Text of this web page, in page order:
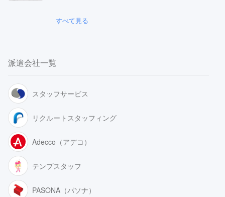
すべて見る
派遣会社一覧
スタッフサービス
リクルートスタッフィング
Adecco（アデコ）
テンプスタッフ
PASONA（パソナ）